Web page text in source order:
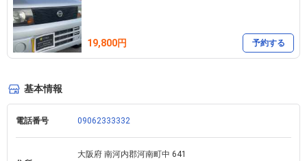
19,800円 予約する
基本情報
電話番号 09062333332
大阪府 南河内郡河南町中 641